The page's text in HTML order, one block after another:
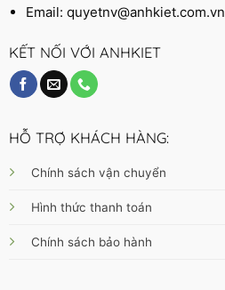
Email:quyetnv@anhkiet.com.vn
KẾT NỐI VỚI ANHKIET
HỖ TRỢ KHÁCH HÀNG:
Chính sách vận chuyển
Hình thức thanh toán
Chính sách bảo hành